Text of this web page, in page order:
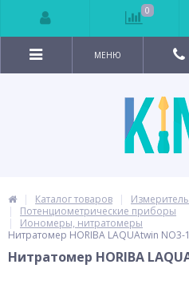
МЕНЮ
Каталог товаров
Потенциометрические приборы
Иономеры, нитратомеры
Нитратомер HORIBA LAQUAtwin NO3-
Нитратомер HORIBA
0